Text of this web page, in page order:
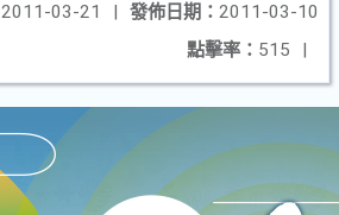
發佈日期： 2011-03-10
2011-03-21
|
點擊率： 515 |